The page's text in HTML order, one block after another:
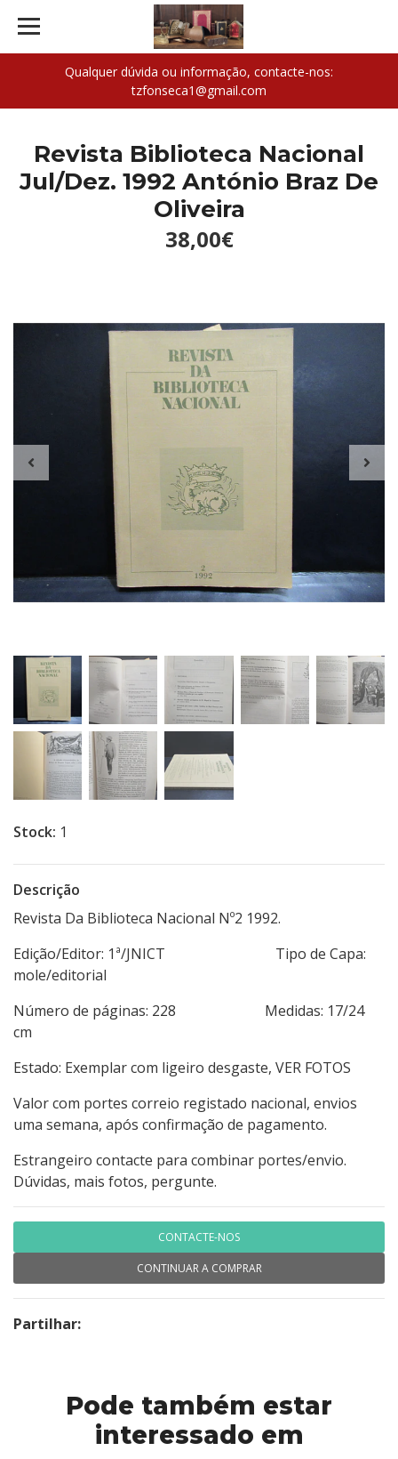
Qualquer dúvida ou informação, contacte-nos:
tzfonseca1@gmail.com
Revista Biblioteca Nacional
Jul/Dez. 1992 António Braz De
Oliveira
38,00€
Stock: 1
Descrição
Revista Da Biblioteca Nacional Nº2 1992.
Edição/Editor: 1ª/JNICT Tipo de Capa:
mole/editorial
Número de páginas: 228 Medidas: 17/24
cm
Estado: Exemplar com ligeiro desgaste, VER FOTOS
Valor com portes correio registado nacional, envios
uma semana, após confirmação de pagamento.
Estrangeiro contacte para combinar portes/envio.
Dúvidas, mais fotos, pergunte.
CONTACTE-NOS
CONTINUAR A COMPRAR
Partilhar:
Pode também estar
interessado em